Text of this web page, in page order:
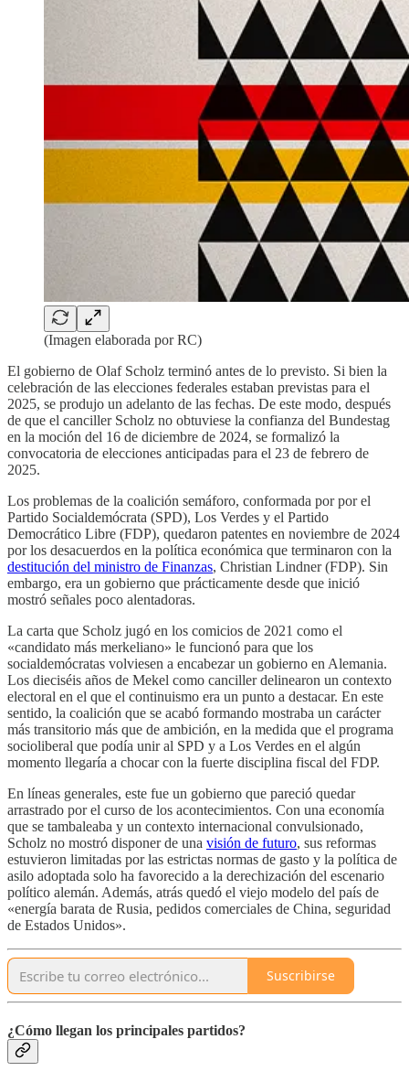
(Imagen elaborada por RC)
El gobierno de Olaf Scholz terminó antes de lo previsto. Si bien la
celebración de las elecciones federales estaban previstas para el
2025, se produjo un adelanto de las fechas. De este modo, después
de que el canciller Scholz no obtuviese la confianza del Bundestag
en la moción del 16 de diciembre de 2024, se formalizó la
convocatoria de elecciones anticipadas para el 23 de febrero de
2025.
Los problemas de la coalición semáforo, conformada por por el
Partido Socialdemócrata (SPD), Los Verdes y el Partido
Democrático Libre (FDP), quedaron patentes en noviembre de 2024
por los desacuerdos en la política económica que terminaron con la
destitución del ministro de Finanzas, Christian Lindner (FDP). Sin
embargo, era un gobierno que prácticamente desde que inició
mostró señales poco alentadoras.
La carta que Scholz jugó en los comicios de 2021 como el
«candidato más merkeliano» le funcionó para que los
socialdemócratas volviesen a encabezar un gobierno en Alemania.
Los dieciséis años de Mekel como canciller delinearon un contexto
electoral en el que el continuismo era un punto a destacar. En este
sentido, la coalición que se acabó formando mostraba un carácter
más transitorio más que de ambición, en la medida que el programa
socioliberal que podía unir al SPD y a Los Verdes en el algún
momento llegaría a chocar con la fuerte disciplina fiscal del FDP.
En líneas generales, este fue un gobierno que pareció quedar
arrastrado por el curso de los acontecimientos. Con una economía
que se tambaleaba y un contexto internacional convulsionado,
Scholz no mostró disponer de una visión de futuro, sus reformas
estuvieron limitadas por las estrictas normas de gasto y la política de
asilo adoptada solo ha favorecido a la derechización del escenario
político alemán. Además, atrás quedó el viejo modelo del país de
«energía barata de Rusia, pedidos comerciales de China, seguridad
de Estados Unidos».
Suscribirse
¿Cómo llegan los principales partidos?